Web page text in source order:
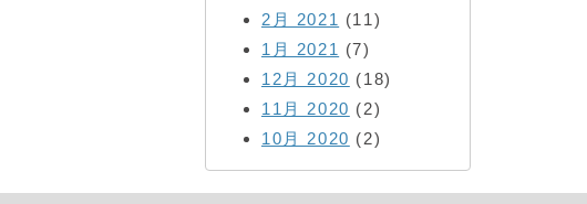
2月 2021 (11)
1月 2021 (7)
12月 2020 (18)
11月 2020 (2)
10月 2020 (2)